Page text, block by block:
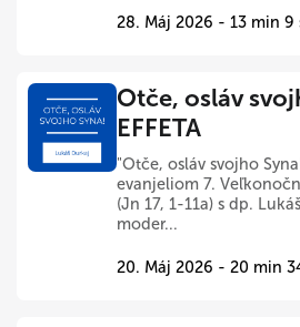
28. Máj 2026 - 13 min 9
Otče, osláv
EFFETA
"Otče, osláv svojho
evanjeliom 7.
(Jn 17, 1-11a) s dp.
moder...
20. Máj 2026 - 20 min